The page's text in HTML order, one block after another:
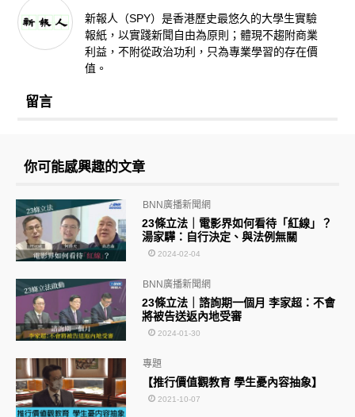
新報人（SPY）是香港歷史最悠久的大學生實驗
報紙，以實踐新聞自由為原則；體現不趨附商業
利益，不附從政治功利，只為專業學習的存在價
值。
留言
你可能感興趣的文章
23條立法｜電影界如何看待「紅線」？
湯家驊：自行決定、與法例無關
BNN廣播新聞網
2024-02-04
23條立法｜諮詢期一個月 李家超：不會
將被告送返內地受審
BNN廣播新聞網
2024-01-30
【推行價值觀教育 學生憂內容抽象】
專題
2021-10-07